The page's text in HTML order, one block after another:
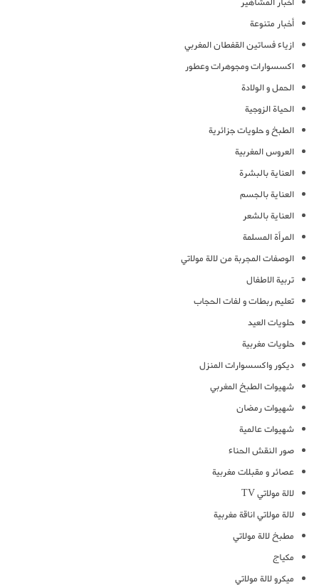
أخبار متنوعة
ازياء فساتين القفطان المغربي
اكسسوارات ومجوهرات وعطور
الحمل و الولادة
الحياة الزوجية
الطبخ و حلويات جزائرية
العروس المغربية
العناية بالبشرة
العناية بالجسم
العناية بالشعر
المرأة المسلمة
الوصفات المجربة من لالة مولاتي
تربية الاطفال
تعليم ربطات و لفات الحجاب
حلويات العيد
حلويات مغربية
ديكور واكسسوارات المنزل
شهيوات الطبخ المغربي
شهيوات رمضان
شهيوات عالمية
صور النقش الحناء
عصائر و مقبلات مغربية
لالة مولاتي TV
لالة مولاتي اناقة مغربية
مطبخ لالة مولاتي
مكياج
ميكرو لالة مولاتي